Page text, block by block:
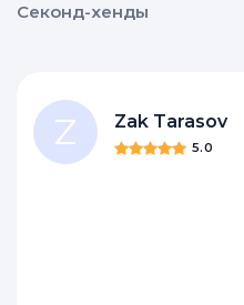
Секонд-хенды
Z Zak Tarasov
5.0